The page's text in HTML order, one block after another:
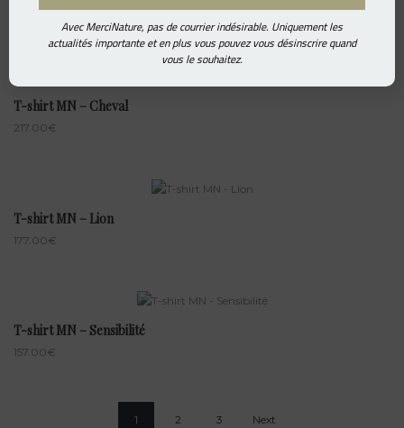
T-shirt MN – Cheval
217.00€
T-shirt MN – Lion
177.00€
T-shirt MN – Sensibilité
157.00€
1 2 3 Next
Avec MerciNature, pas de courrier indésirable. Uniquement les
actualités importante et en plus vous pouvez vous désinscrire quand
vous le souhaitez.